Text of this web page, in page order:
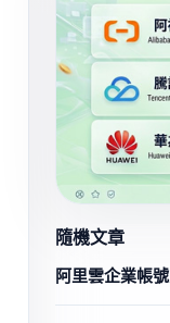
隨機文章
阿里雲企業帳